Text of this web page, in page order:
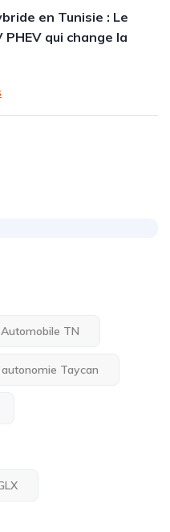
en Tunisie : Le
PHEV qui change la
Automobile TN
autonomie Taycan